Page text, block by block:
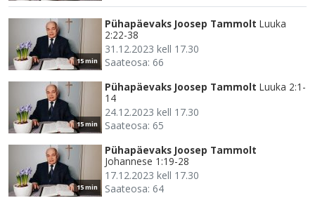
15 min
Pühapäevaks Joosep Tammolt Luuka
2:22-38
31.12.2023 kell 17.30
Saateosa: 66
15 min
Pühapäevaks Joosep Tammolt Luuka 2:1-
14
24.12.2023 kell 17.30
Saateosa: 65
15 min
Pühapäevaks Joosep Tammolt
Johannese 1:19-28
17.12.2023 kell 17.30
Saateosa: 64